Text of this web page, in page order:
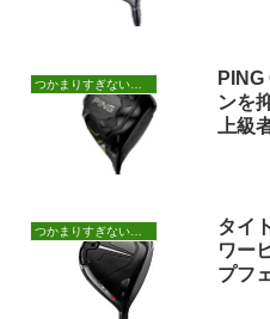
つかまりすぎないドライバー
ンを
上級
つかまりすぎないドライバー
タイ
ワー
プフ